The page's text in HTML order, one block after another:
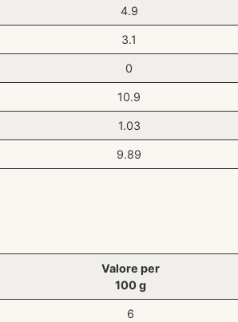
4.9
3.1
0
10.9
1.03
9.89
Valore per
100 g
6